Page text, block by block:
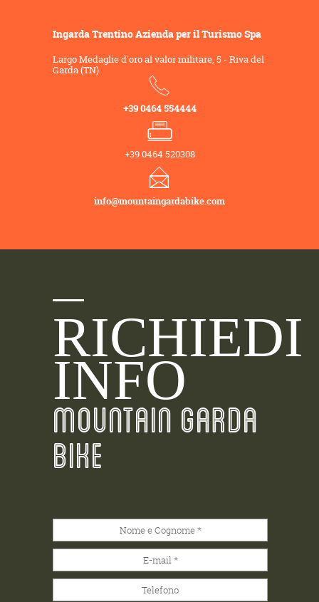
Ingarda Trentino Azienda per il Turismo Spa
Largo Medaglie d'oro al valor militare, 5 - Riva del
Garda (TN)
+39 0464 554444
+39 0464 520308
info@mountaingardabike.com
RICHIEDI
INFO
MOUNTAIN GARDA
BIKE